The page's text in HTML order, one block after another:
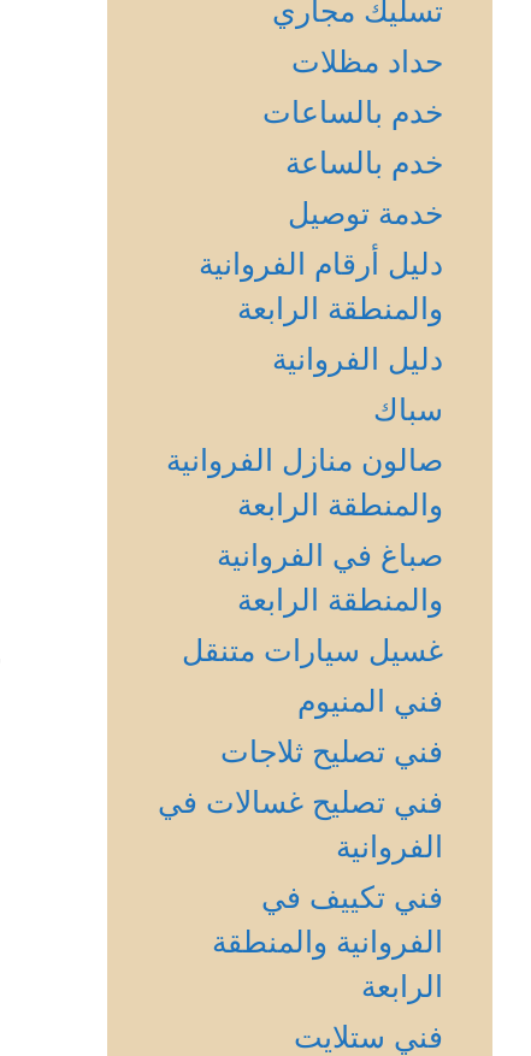
تسليك مجاري
حداد مظلات
خدم بالساعات
خدم بالساعة
خدمة توصيل
دليل أرقام الفروانية
والمنطقة الرابعة
دليل الفروانية
سباك
صالون منازل الفروانية
والمنطقة الرابعة
صباغ في الفروانية
والمنطقة الرابعة
غسيل سيارات متنقل
فني المنيوم
فني تصليح ثلاجات
فني تصليح غسالات في
الفروانية
فني تكييف في
الفروانية والمنطقة
الرابعة
فني ستلايت